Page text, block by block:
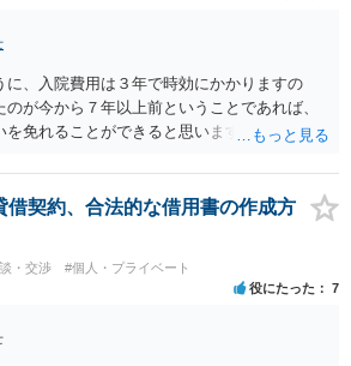
に、入院費用は３年で時効にかかりますの
が今から７年以上前ということであれば、
を免れることができると思います。 そのた
してください。
借契約、合法的な借用書の作成方
・交渉 #個人・プライベート
役にたった 7